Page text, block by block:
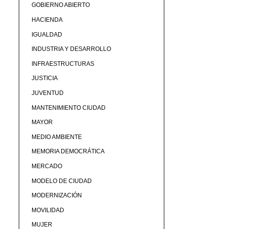
GOBIERNO ABIERTO
HACIENDA
IGUALDAD
INDUSTRIA Y DESARROLLO
INFRAESTRUCTURAS
JUSTICIA
JUVENTUD
MANTENIMIENTO CIUDAD
MAYOR
MEDIO AMBIENTE
MEMORIA DEMOCRÁTICA
MERCADO
MODELO DE CIUDAD
MODERNIZACIÓN
MOVILIDAD
MUJER